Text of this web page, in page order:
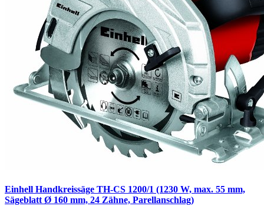
Einhell Handkreissäge TH-CS 1200/1 (1230 W, max. 55 mm,
Sägeblatt Ø 160 mm, 24 Zähne, Parellanschlag)